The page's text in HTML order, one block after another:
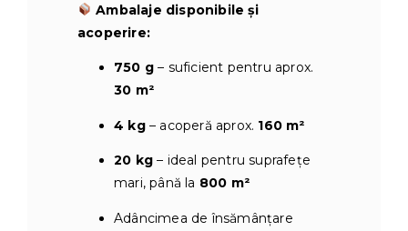
Ambalaje disponibile și
acoperire:
750 g – suficient pentru aprox.
30 m²
4 kg– acoperă aprox. 160 m²
20 kg – ideal pentru suprafețe
mari, până la 800 m²
Adâncimea de însămânțare